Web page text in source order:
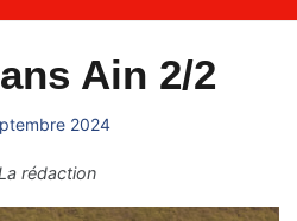
Ain 2/2
2024
rédaction